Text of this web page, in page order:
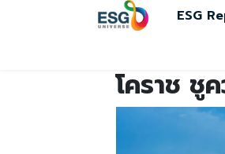
ESG
โคราช ชู